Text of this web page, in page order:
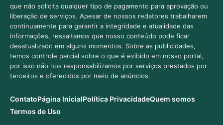
que não solicita qualquer tipo de pagamento para aprovação ou
liberação de serviços. Apesar de nossos redatores trabalharem
continuamente para garantir a integridade e atualidade das
informações, ressaltamos que nosso conteúdo pode ficar
desatualizado em alguns momentos. Sobre as publicidades,
temos controle parcial sobre o que é exibido em nosso portal,
por isso não nos responsabilizamos por serviços prestados por
terceiros e oferecidos por meio de anúncios.
ContatoPágina InicialPolítica PrivacidadeQuem somos
Termos de Uso